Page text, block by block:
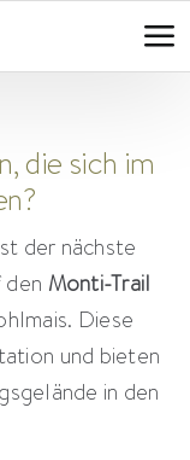
die sich im
der nächste
Monti-Trail
Diese
und bieten
in den